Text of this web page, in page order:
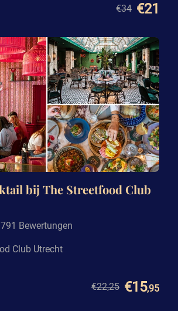
€34 €21
bij The Streetfood Club
791 Bewertungen
Club Utrecht
€22,25 €15,95